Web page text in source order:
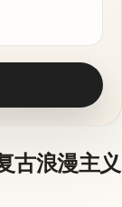
古浪漫主义